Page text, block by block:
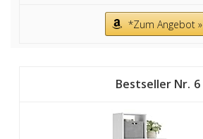
*Zum Angebot »
6